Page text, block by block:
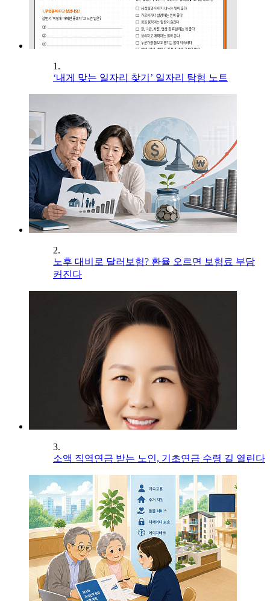
1.
‘내게 맞는 일자리 찾기’ 일자리 탐험 노트
2.
노후 대비로 달러보험? 환율 오르면 보험료 부담
커진다
3.
소액 직역연금 받는 노인, 기초연금 수령 길 열린다